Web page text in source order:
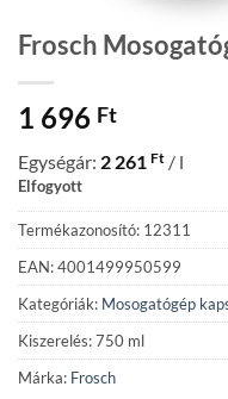
Frosch
1 696 Ft
Egységár: 2 261 Ft / l
Elfogyott
Termékazonosító: 12311
EAN: 4001499950599
Kategóriák: Mosogatógép
Kiszerelés: 750 ml
Márka: Frosch